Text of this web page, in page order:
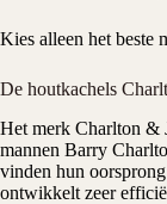
Kies alleen het beste
De houtkachels
Het merk Charlton &
mannen Barry
vinden hun
ontwikkelt zeer